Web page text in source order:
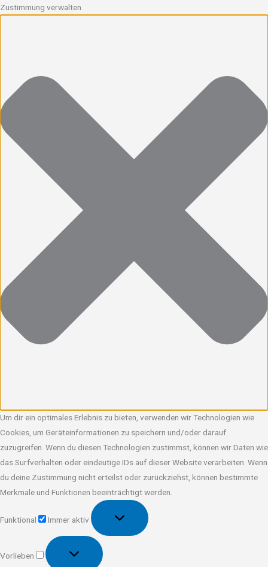
Zustimmung verwalten
Um dir ein optimales Erlebnis zu bieten, verwenden wir Technologien wie
Cookies, um Geräteinformationen zu speichern und/oder darauf
zuzugreifen. Wenn du diesen Technologien zustimmst, können wir Daten wie
das Surfverhalten oder eindeutige IDs auf dieser Website verarbeiten. Wenn
du deine Zustimmung nicht erteilst oder zurückziehst, können bestimmte
Merkmale und Funktionen beeinträchtigt werden.
Funktional
Immer aktiv
Vorlieben
Vorlieben